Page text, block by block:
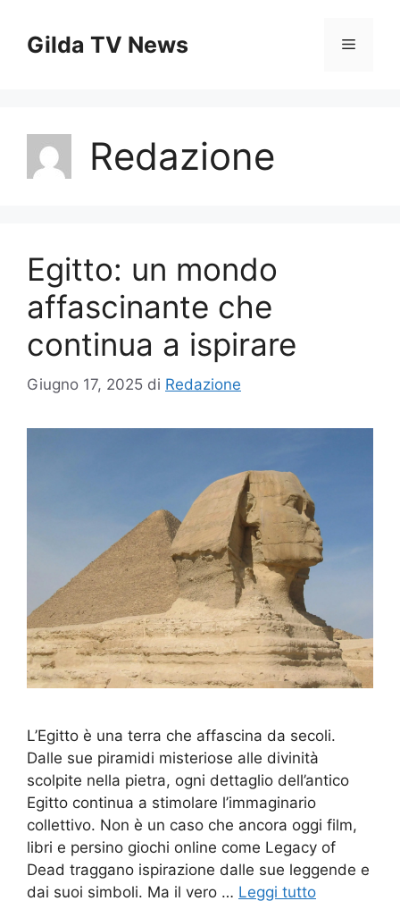
contenuto
Gilda TV News Menu
Redazione
Egitto: un mondo
affascinante che
continua a ispirare
Giugno 17, 2025 di Redazione
L’Egitto è una terra che affascina da secoli.
Dalle sue piramidi misteriose alle divinità
scolpite nella pietra, ogni dettaglio dell’antico
Egitto continua a stimolare l’immaginario
collettivo. Non è un caso che ancora oggi film,
libri e persino giochi online come Legacy of
Dead traggano ispirazione dalle sue leggende e
dai suoi simboli. Ma il vero … Leggi tutto